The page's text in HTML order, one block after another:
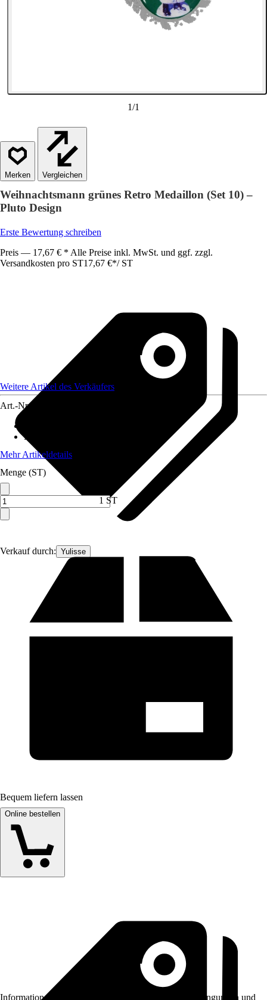
1/1
Vergleichen
Weihnachtsmann grünes Retro Medaillon (Set 10) –
Pluto Design
Erste Bewertung schreiben
Preis — 17,67 € * Alle Preise inkl. MwSt. und ggf. zzgl.
Versandkosten pro ST17,67 €*/ ST
Verkauf durch: Yulisse
Weitere Artikel des Verkäufers
Art.-Nr.
Material
Mehr Artikeldetails
Menge (ST)
1 ST
Bequem liefern lassen
Online bestellen
Informationen des Verkäufers, wie z. B. Rückgabebedingungen und